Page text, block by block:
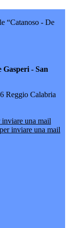
“Catanoso - De
Gasperi - San
Reggio Calabria
una mail
inviare una mail